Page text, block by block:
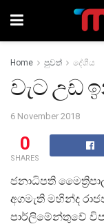
Home පුවත් දේශීය
වැට උඩ
6 November 2018
0
SHARES
ජනාධිපති
අගමැති මහින්ද
පාර්ලිමේන්තුවේ